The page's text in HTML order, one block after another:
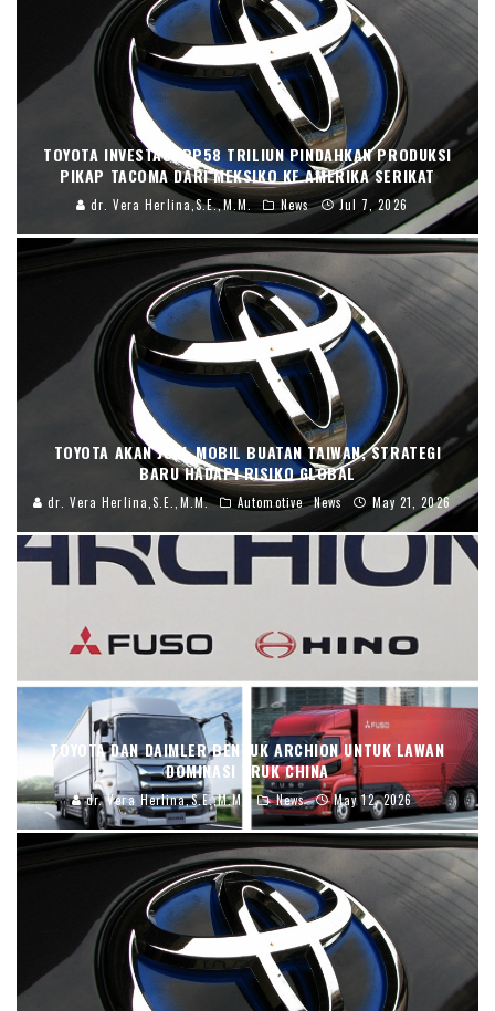
TOYOTA INVESTASI RP58 TRILIUN PINDAHKAN PRODUKSI
PIKAP TACOMA DARI MEKSIKO KE AMERIKA SERIKAT
dr. Vera Herlina,S.E.,M.M. News Jul 7, 2026
TOYOTA AKAN JUAL MOBIL BUATAN TAIWAN, STRATEGI
BARU HADAPI RISIKO GLOBAL
dr. Vera Herlina,S.E.,M.M. Automotive News May 21, 2026
TOYOTA DAN DAIMLER BENTUK ARCHION UNTUK LAWAN
DOMINASI TRUK CHINA
dr. Vera Herlina,S.E.,M.M. News May 12, 2026